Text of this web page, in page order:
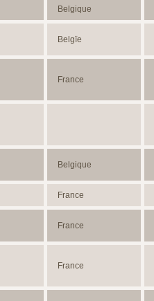
Belgique
Belgïe
France
Belgique
France
France
France